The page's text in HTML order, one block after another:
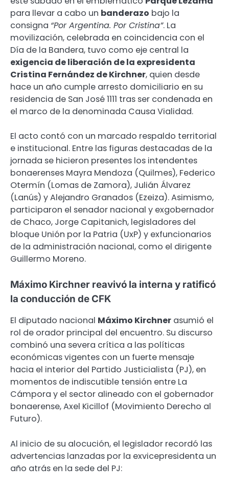
para llevar a cabo un banderazo bajo la
consigna “Por Argentina. Por Cristina”. La
movilización, celebrada en coincidencia con el
Día de la Bandera, tuvo como eje central la
exigencia de liberación de la expresidenta
Cristina Fernández de Kirchner, quien desde
hace un año cumple arresto domiciliario en su
residencia de San José 1111 tras ser condenada en
el marco de la denominada Causa Vialidad.
El acto contó con un marcado respaldo territorial
e institucional. Entre las figuras destacadas de la
jornada se hicieron presentes los intendentes
bonaerenses Mayra Mendoza (Quilmes), Federico
Otermín (Lomas de Zamora), Julián Álvarez
(Lanús) y Alejandro Granados (Ezeiza). Asimismo,
participaron el senador nacional y exgobernador
de Chaco, Jorge Capitanich, legisladores del
bloque Unión por la Patria (UxP) y exfuncionarios
de la administración nacional, como el dirigente
Guillermo Moreno.
Máximo Kirchner reavivó la interna y ratificó
la conducción de CFK
El diputado nacional Máximo Kirchner asumió el
rol de orador principal del encuentro. Su discurso
combinó una severa crítica a las políticas
económicas vigentes con un fuerte mensaje
hacia el interior del Partido Justicialista (PJ), en
momentos de indiscutible tensión entre La
Cámpora y el sector alineado con el gobernador
bonaerense, Axel Kicillof (Movimiento Derecho al
Futuro).
Al inicio de su alocución, el legislador recordó las
advertencias lanzadas por la exvicepresidenta un
año atrás en la sede del PJ: